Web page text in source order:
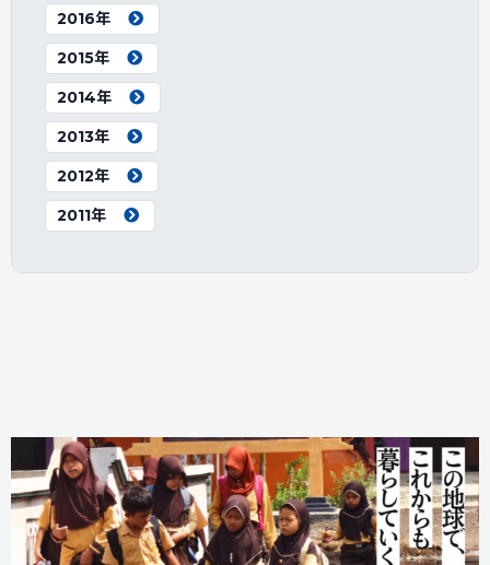
2016年
2015年
2014年
2013年
2012年
2011年